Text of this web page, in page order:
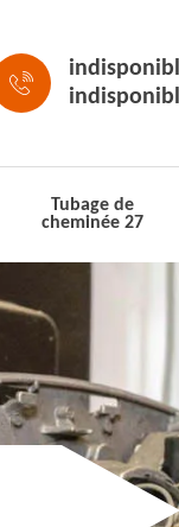
Tubage de
cheminée 27